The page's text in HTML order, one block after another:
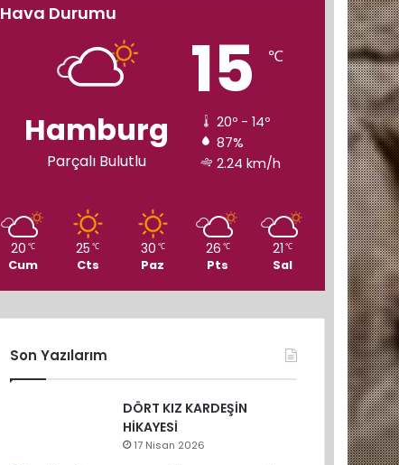
Hava Durumu
Hamburg
Parçalı Bulutlu
15 ℃
20º - 14º
87%
2.24 km/h
20 ℃
Cum
25 ℃
Cts
30 ℃
Paz
26 ℃
Pts
21 ℃
Sal
Son Yazılarım
DÖRT KIZ KARDEŞİN
HİKAYESİ
17 Nisan 2026